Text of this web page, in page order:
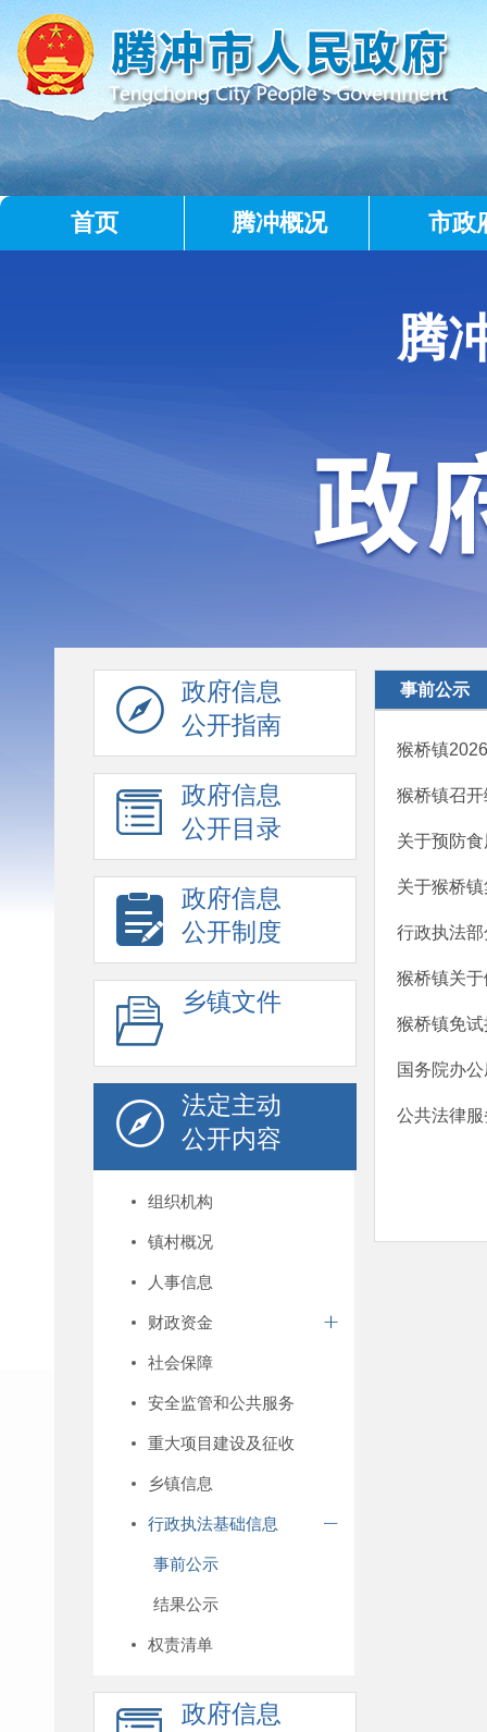
首页 腾冲概况 市政
腾
政府信息
公开指南
政府信息
公开目录
政府信息
公开制度
乡镇文件
法定主动
公开内容
组织机构
镇村概况
人事信息
财政资金
社会保障
安全监管和公共服务
重大项目建设及征收
乡镇信息
行政执法基础信息
事前公示
结果公示
权责清单
政府信息
事前公示
猴桥镇
猴桥镇召
关于预防
关于猴桥
行政执法
猴桥镇关
猴桥镇免
国务院办
公共法律